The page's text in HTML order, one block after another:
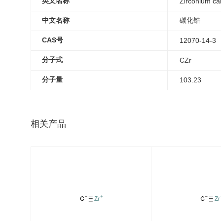
中文名称 碳化锆
CAS号 12070-14-3
分子式 CZr
分子量 103.23
相关产品